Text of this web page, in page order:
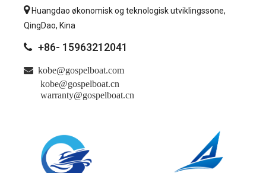
Huangdao økonomisk og teknologisk utviklingssone,
QingDao, Kina
 +86- 15963212041
 kobe@gospelboat.com
kobe@gospelboat.cn
warranty@gospelboat.cn